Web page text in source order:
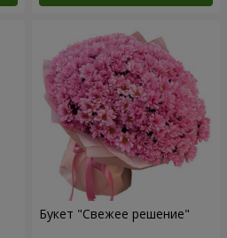
Букет "Свежее решение"